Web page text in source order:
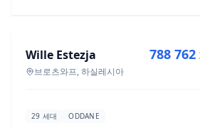
신규 분양
Wille Estezja
브로츠와프, 하실레시아
788 762
29 세대 ODDANE